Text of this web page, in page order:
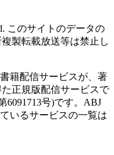
このサイトのデータの
製転載放送等は禁止し
籍配信サービスが、著
正規版配信サービスで
6091713号)です。ABJ
いるサービスの一覧は